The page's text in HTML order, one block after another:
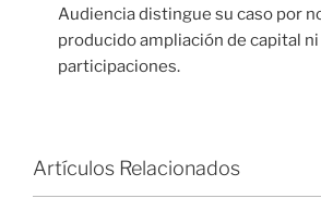
Audiencia distingue su caso por
producido ampliación de capital
participaciones.
Artículos Relacionados